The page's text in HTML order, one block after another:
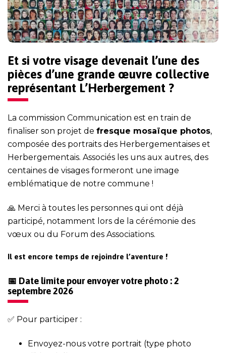
Et si votre visage devenait l’une des
pièces d’une grande œuvre collective
représentant L’Herbergement ?
La commission Communication est en train de
finaliser son projet de fresque mosaïque photos,
composée des portraits des Herbergementaises et
Herbergementais. Associés les uns aux autres, des
centaines de visages formeront une image
emblématique de notre commune !
🙏 Merci à toutes les personnes qui ont déjà
participé, notamment lors de la cérémonie des
vœux ou du Forum des Associations.
Il est encore temps de rejoindre l’aventure !
📅 Date limite pour envoyer votre photo : 2
septembre 2026
✅ Pour participer :
Envoyez-nous votre portrait (type photo